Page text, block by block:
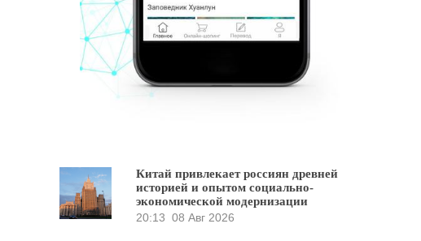
Китай привлекает россиян древней
историей и опытом социально-
экономической модернизации
20:13 08 Авг 2026